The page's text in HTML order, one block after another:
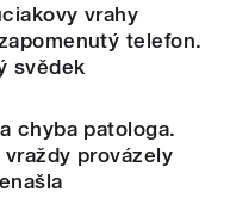
vrahy
telefon.
svědek
chyba patologa.
provázely